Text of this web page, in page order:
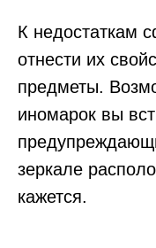
К недостаткам
отнести их
предметы.
иномарок вы
зеркале
кажется.